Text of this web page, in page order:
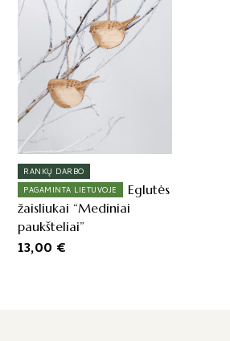
RANKŲ DARBO
PAGAMINTA LIETUVOJE
Eglutės
žaisliukai “Mediniai
paukšteliai”
13,00 €